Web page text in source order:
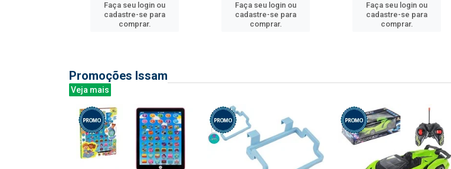
Faça seu login ou
cadastre-se para
comprar.
Faça seu login ou
cadastre-se para
comprar.
Faça seu login ou
cadastre-se para
comprar.
Promoções Issam
Veja mais